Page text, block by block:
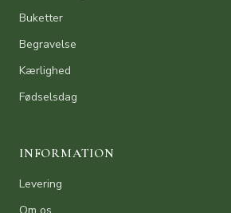
Buketter
Begravelse
Kærlighed
Fødselsdag
INFORMATION
Levering